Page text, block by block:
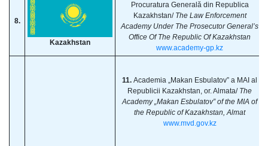
8.
Kazakhstan
Procuratura Generală din Republica
Kazakhstan/ The Law Enforcement
Academy Under The Prosecutor General’s
Office Of The Republic Of Kazakhstan
www.academy-gp.kz
11. Academia „Makan Esbulatov” a MAI al
Republicii Kazakhstan, or. Almata/ The
Academy „Makan Esbulatov” of the MIA of
the Republic of Kazakhstan, Almat
www.mvd.gov.kz